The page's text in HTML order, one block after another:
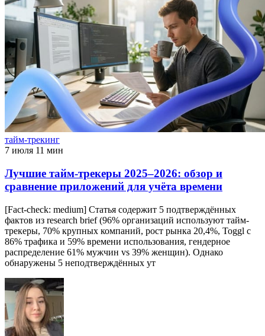
тайм-трекинг
7 июля 11 мин
Лучшие тайм-трекеры 2025–2026: обзор и
сравнение приложений для учёта времени
[Fact-check: medium] Статья содержит 5 подтверждённых
фактов из research brief (96% организаций используют тайм-
трекеры, 70% крупных компаний, рост рынка 20,4%, Toggl с
86% трафика и 59% времени использования, гендерное
распределение 61% мужчин vs 39% женщин). Однако
обнаружены 5 неподтверждённых ут